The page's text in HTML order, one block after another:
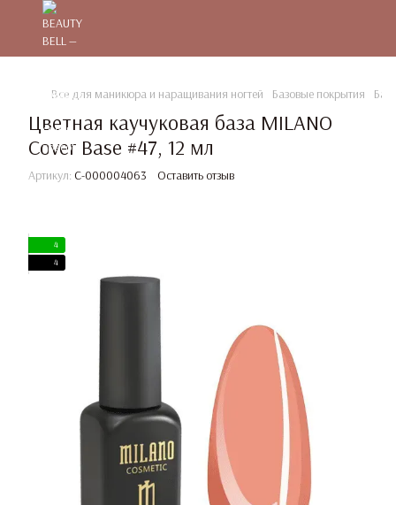
Все для маникюра и наращивания ногтей Базовые покрытия
Цветная каучуковая база MILANO
Cover Base #47, 12 мл
Артикул: C-000004063 Оставить отзыв
4
4